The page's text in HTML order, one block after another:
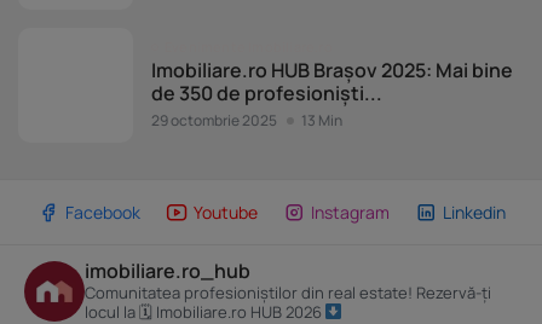
Imobiliare.ro HUB Brașov 2025: Mai bine
de 350 de profesioniști...
29 octombrie 2025 13 Min
Facebook Youtube Instagram Linkedin
imobiliare.ro_hub
Comunitatea profesioniștilor din real estate! Rezervă-ți
locul la 🗓 Imobiliare.ro HUB 2026